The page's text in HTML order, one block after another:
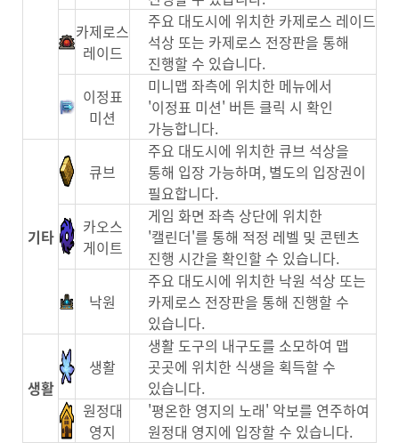
카제로스
레이드
주요 대도시에 위치한 카제로스 레이드
석상 또는 카제로스 전장판을 통해
진행할 수 있습니다.
이정표
미션
미니맵 좌측에 위치한 메뉴에서
'이정표 미션' 버튼 클릭 시 확인
가능합니다.
기타
큐브
주요 대도시에 위치한 큐브 석상을
통해 입장 가능하며, 별도의 입장권이
필요합니다.
카오스
게이트
게임 화면 좌측 상단에 위치한
'캘린더'를 통해 적정 레벨 및 콘텐츠
진행 시간을 확인할 수 있습니다.
낙원
주요 대도시에 위치한 낙원 석상 또는
카제로스 전장판을 통해 진행할 수
있습니다.
생활
생활
생활 도구의 내구도를 소모하여 맵
곳곳에 위치한 식생을 획득할 수
있습니다.
원정대
영지
'평온한 영지의 노래' 악보를 연주하여
원정대 영지에 입장할 수 있습니다.